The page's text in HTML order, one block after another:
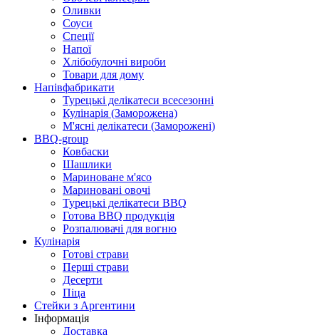
Оливки
Соуси
Спеції
Напої
Хлібобулочні вироби
Товари для дому
Напівфабрикати
Турецькі делікатеси всесезонні
Кулінарія (Заморожена)
М'ясні делікатеси (Заморожені)
BBQ-group
Ковбаски
Шашлики
Мариноване м'ясо
Мариновані овочі
Турецькі делікатеси BBQ
Готова BBQ продукція
Розпалювачі для вогню
Кулінарія
Готові страви
Перші страви
Десерти
Піца
Стейки з Аргентини
Інформація
Доставка